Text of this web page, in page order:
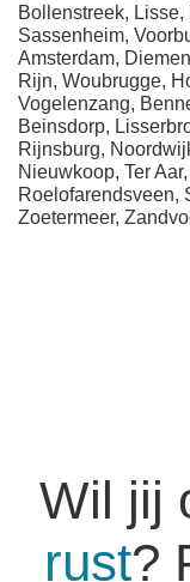
Bollenstreek,
Sassenheim,
Amsterdam,
Rijn, Woubrugge,
Vogelenzang,
Beinsdorp,
Rijnsburg,
Nieuwkoop, Ter
Roelofarendsveen,
Zoetermeer,
Wil jij
rust?